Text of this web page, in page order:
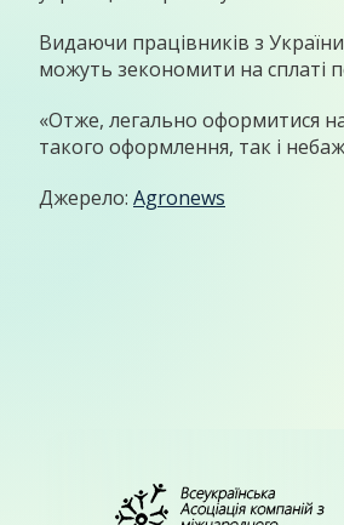
Видаючи працівників з
можуть зекономити на сплаті
«Отже, легально оформитися
такого оформлення, так і
Джерело: Agronews